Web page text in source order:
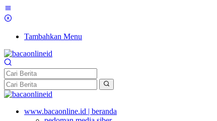
Tambahkan Menu
www.bacaonline.id | beranda